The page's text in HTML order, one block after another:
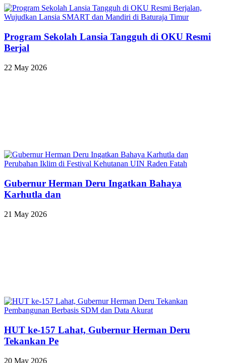
Program Sekolah Lansia Tangguh di OKU Resmi
Berjal
22 May 2026
Gubernur Herman Deru Ingatkan Bahaya
Karhutla dan
21 May 2026
HUT ke-157 Lahat, Gubernur Herman Deru
Tekankan Pe
20 May 2026